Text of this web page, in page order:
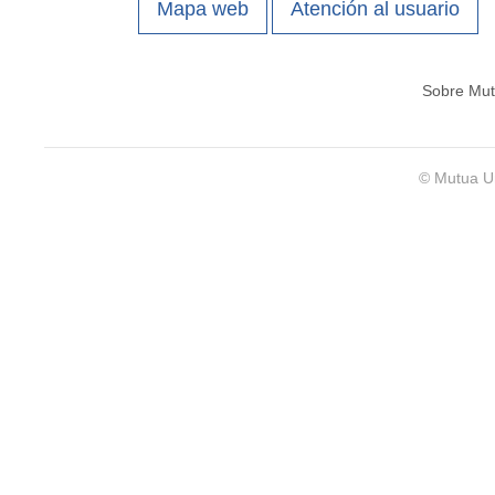
Mapa web Atención al usuario
Sobre
© Mutua